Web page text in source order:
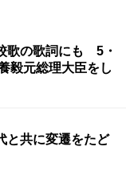
歌の歌詞にも 5・
毅元総理大臣をし
共に変遷をたど